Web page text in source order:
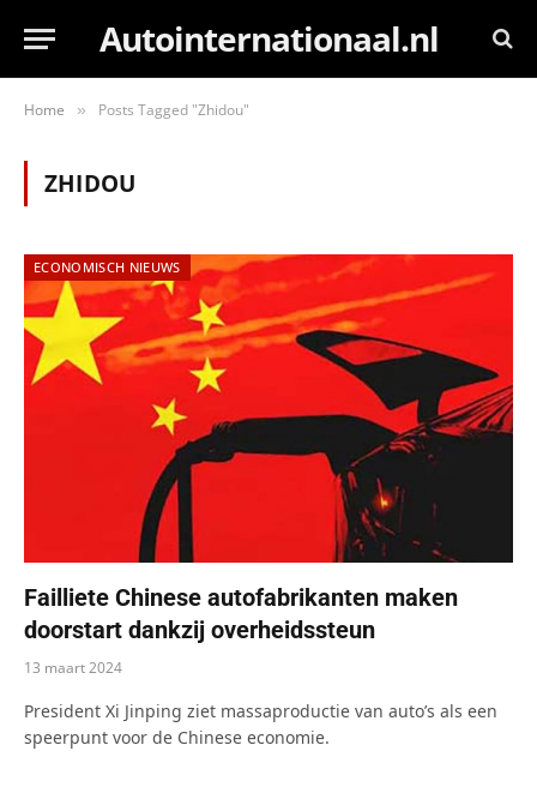
Autointernationaal.nl
Home » Posts Tagged "Zhidou"
ZHIDOU
ECONOMISCH NIEUWS
Failliete Chinese autofabrikanten maken
doorstart dankzij overheidssteun
13 maart 2024
President Xi Jinping ziet massaproductie van auto’s als een
speerpunt voor de Chinese economie.